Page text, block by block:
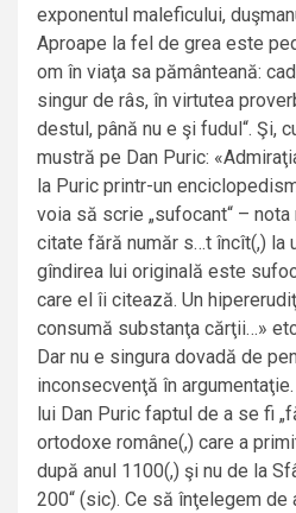
exponentul maleficului,
Aproape la fel de grea este
om în viaţa sa pământeană:
singur de râs, în virtutea
destul, până nu e şi fudul“. Şi,
mustră pe Dan Puric:
la Puric printr-un
voia să scrie „sufocant“ – nota
citate fără număr s…t încît(,) la
gîndirea lui originală este
care el îi citează. Un
consumă substanţa cărţii…»
Dar nu e singura dovadă de
inconsecvenţă în
lui Dan Puric faptul de a se fi
ortodoxe române(,) care a
după anul 1100(,) şi nu de la
200“ (sic). Ce să înţelegem de